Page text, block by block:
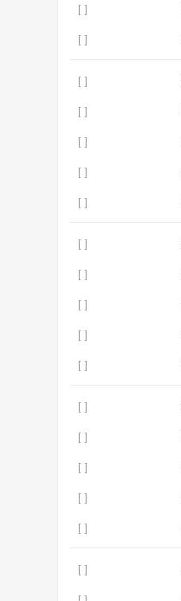
[ ]
[ ]
[ ]
[ ]
[ ]
[ ]
[ ]
[ ]
[ ]
[ ]
[ ]
[ ]
[ ]
[ ]
[ ]
[ ]
[ ]
[ ]